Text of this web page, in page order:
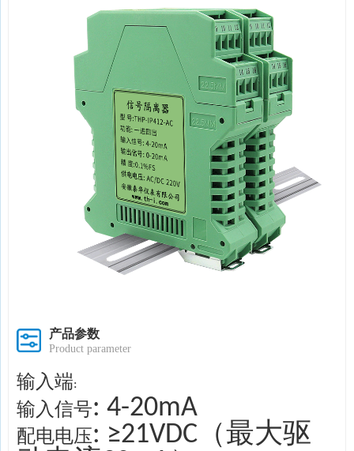
产品参数
Product parameter
输入端:
输入信号: 4-20mA
配电电压: ≥21VDC（最大驱